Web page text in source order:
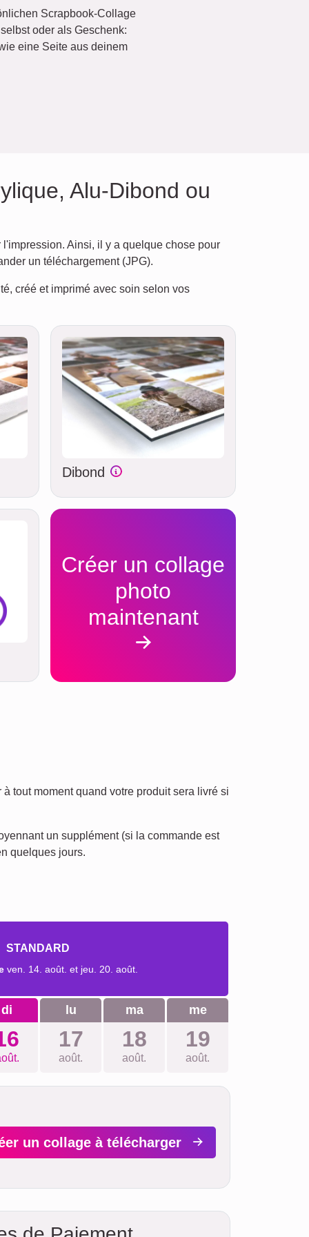
Scrapbook-Collage
oder als Geschenk:
eine Seite aus deinem
Alu-Dibond ou
Ainsi, il y a quelque chose pour
un téléchargement (JPG).
créé et imprimé avec soin selon vos
Dibond
Créer un collage
photo
maintenant
tout moment quand votre produit sera livré si
un supplément (si la commande est
quelques jours.
STANDARD
ven. 14. août. et jeu. 20. août.
di lu
17
août.
ma
18
août.
me
19
août.
un collage à télécharger